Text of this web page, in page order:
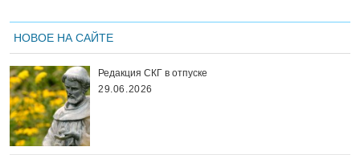
НОВОЕ НА САЙТЕ
Редакция СКГ в отпуске
29.06.2026